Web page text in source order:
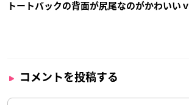
トートバックの背面が尻尾なのがかわいいｖ
コメントを投稿する